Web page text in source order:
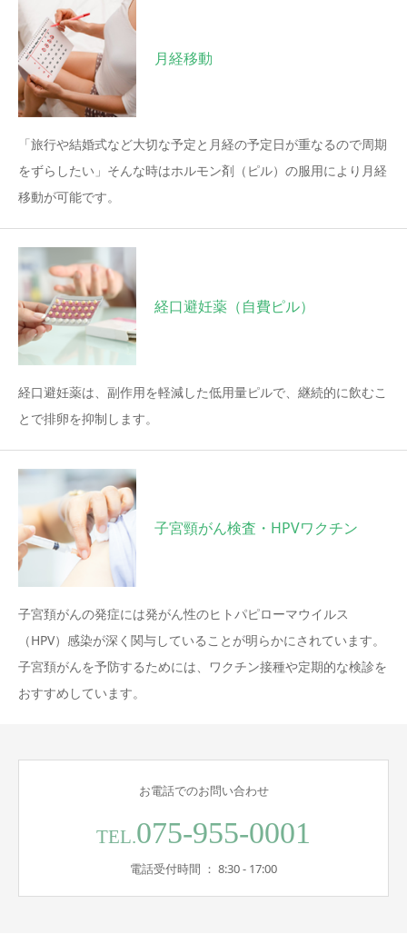
月経移動
「旅行や結婚式など大切な予定と月経の予定日が重なるので周期
をずらしたい」そんな時はホルモン剤（ピル）の服用により月経
移動が可能です。
経口避妊薬（自費ピル）
経口避妊薬は、副作用を軽減した低用量ピルで、継続的に飲むこ
とで排卵を抑制します。
子宮頸がん検査・HPVワクチン
子宮頚がんの発症には発がん性のヒトパピローマウイルス
（HPV）感染が深く関与していることが明らかにされています。
子宮頚がんを予防するためには、ワクチン接種や定期的な検診を
おすすめしています。
お電話でのお問い合わせ
TEL.075-955-0001
電話受付時間 ： 8:30 - 17:00